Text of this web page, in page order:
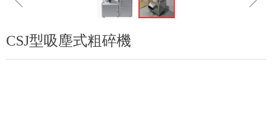
CSJ型吸塵式粗碎機